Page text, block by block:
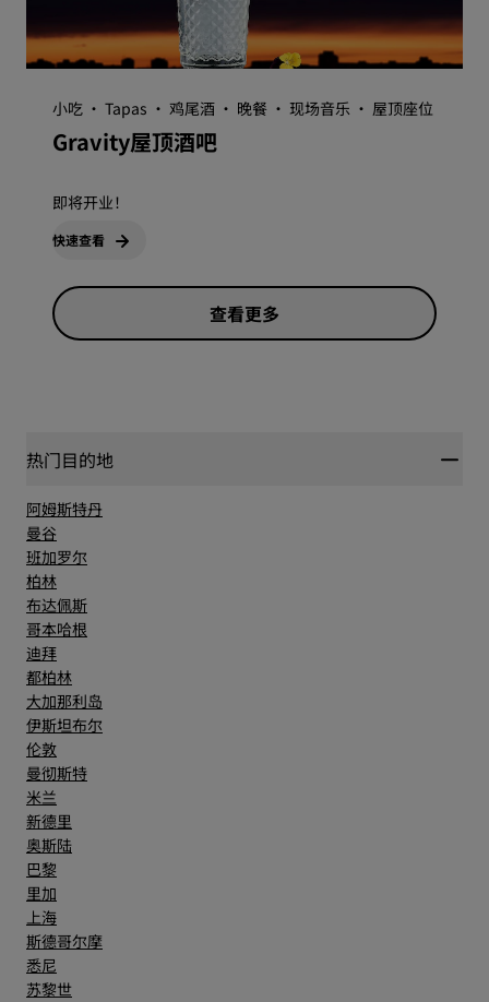
小吃 · Tapas · 鸡尾酒 · 晚餐 · 现场音乐 · 屋顶座位
Gravity屋顶酒吧
即将开业！
快速查看
查看更多
热门目的地
阿姆斯特丹
曼谷
班加罗尔
柏林
布达佩斯
哥本哈根
迪拜
都柏林
大加那利岛
伊斯坦布尔
伦敦
曼彻斯特
米兰
新德里
奥斯陆
巴黎
里加
上海
斯德哥尔摩
悉尼
苏黎世